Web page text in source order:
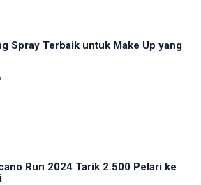
Spray Terbaik untuk Make Up yang
Run 2024 Tarik 2.500 Pelari ke